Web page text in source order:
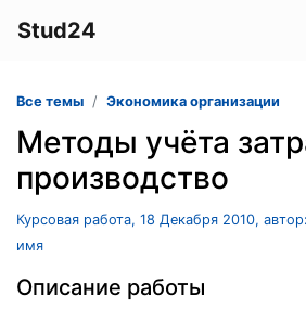
Stud24
Все темы Экономика организации
Методы учёта
производство
Курсовая работа, 18 Декабря 2010,
имя
Описание работы